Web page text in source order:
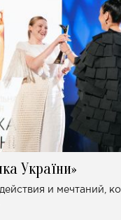
України»
и мечтаний,